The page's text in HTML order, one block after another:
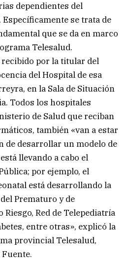
dependientes del
se trata de
que se da en marco
Telesalud.
por la titular del
del Hospital de esa
en la Sala de Situación
Todos los hospitales
de Salud que reciban
también «van a estar
de desarrollar un modelo de
llevando a cabo el
por ejemplo, el
está desarrollando la
Prematuro y de
Riesgo, Red de Telepediatría
entre otras», explicó la
provincial Telesalud,